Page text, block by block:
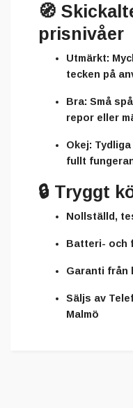
🧭
prisnivåer
Utmärkt:
tecken på
Bra: Små
repor eller
Okej:
fullt
🔒 Tryggt
Nollställd,
Batteri- och
Garanti från
Säljs av
Malmö